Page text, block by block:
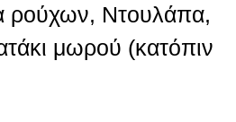
Ντουλάπα,
μωρού (κατόπιν